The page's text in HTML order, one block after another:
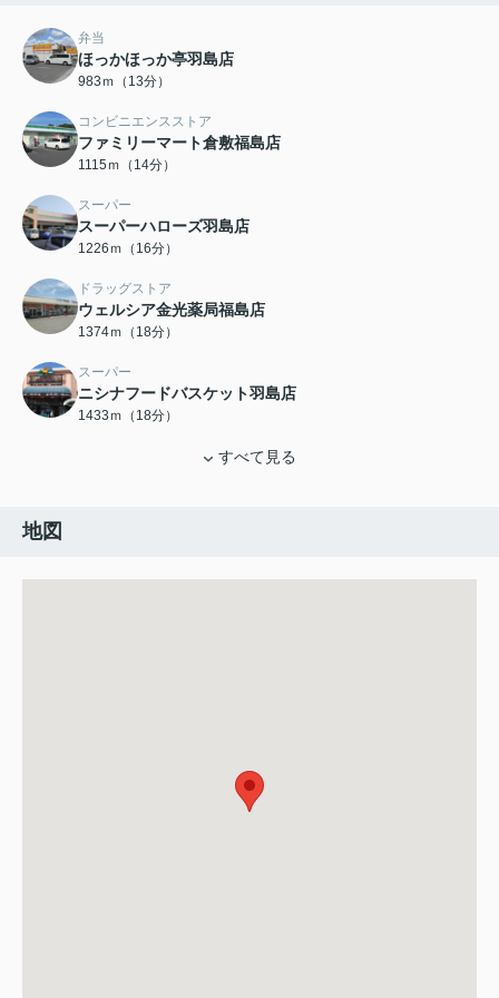
弁当
ほっかほっか亭羽島店
983ｍ（13分）
コンビニエンスストア
ファミリーマート倉敷福島店
1115ｍ（14分）
スーパー
スーパーハローズ羽島店
1226ｍ（16分）
ドラッグストア
ウェルシア金光薬局福島店
1374ｍ（18分）
スーパー
ニシナフードバスケット羽島店
1433ｍ（18分）
すべて見る
地図